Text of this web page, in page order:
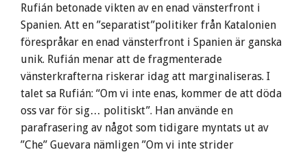
Rufián betonade vikten av en enad vänsterfront i
Spanien. Att en ”separatist”politiker från Katalonien
förespråkar en enad vänsterfront i Spanien är ganska
unik. Rufián menar att de fragmenterade
vänsterkrafterna riskerar idag att marginaliseras. I
talet sa Rufián: “Om vi inte enas, kommer de att döda
oss var för sig… politiskt”. Han använde en
parafrasering av något som tidigare myntats ut av
”Che” Guevara nämligen ”Om vi ​​inte strider